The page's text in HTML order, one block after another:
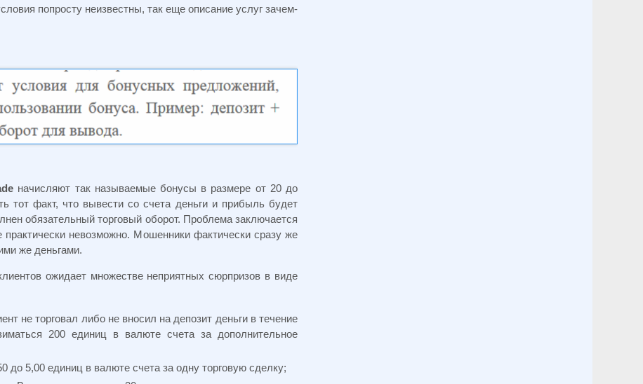
попросту неизвестны, так еще описание услуг зачем-
начисляют так называемые бонусы в размере от 20 до
тот факт, что вывести со счета деньги и прибыль будет
обязательный торговый оборот. Проблема заключается
невозможно. Мошенники фактически сразу же
же деньгами.
ожидает множестве неприятных сюрпризов в виде
не торговал либо не вносил на депозит деньги в течение
200 единиц в валюте счета за дополнительное
до 5,00 единиц в валюте счета за одну торговую сделку;